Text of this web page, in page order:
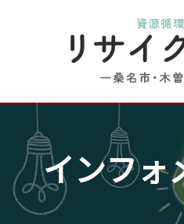
インフォ